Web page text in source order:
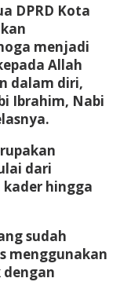
DPRD Kota
menjadi
Allah
dalam diri,
Ibrahim, Nabi
dari
hingga
sudah
menggunakan